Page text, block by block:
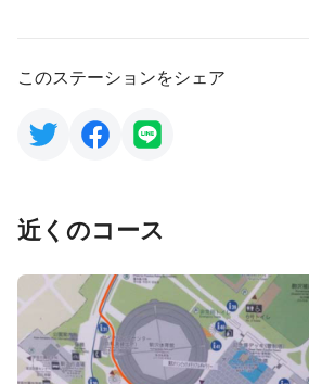
このステーションをシェア
近くのコース